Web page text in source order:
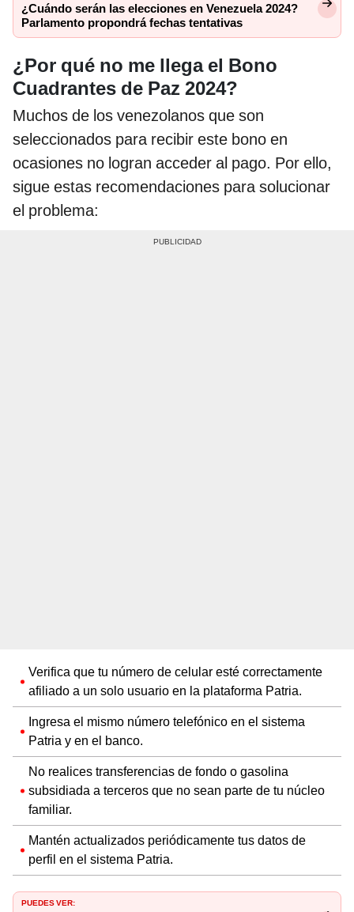
¿Cuándo serán las elecciones en Venezuela 2024?
Parlamento propondrá fechas tentativas
¿Por qué no me llega el Bono
Cuadrantes de Paz 2024?
Muchos de los venezolanos que son
seleccionados para recibir este bono en
ocasiones no logran acceder al pago. Por ello,
sigue estas recomendaciones para solucionar
el problema:
Verifica que tu número de celular esté correctamente
afiliado a un solo usuario en la plataforma Patria.
Ingresa el mismo número telefónico en el sistema
Patria y en el banco.
No realices transferencias de fondo o gasolina
subsidiada a terceros que no sean parte de tu núcleo
familiar.
Mantén actualizados periódicamente tus datos de
perfil en el sistema Patria.
PUEDES VER: